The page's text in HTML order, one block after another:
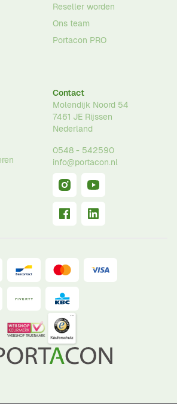
Reseller worden
Ons team
Portacon PRO
Contact
Molendijk Noord 54
7461 JE Rijssen
Nederland
0548 - 542590
info@portacon.nl